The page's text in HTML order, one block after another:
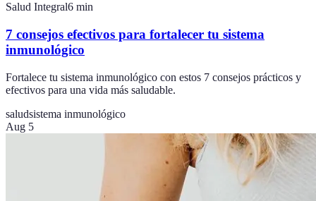
Salud Integral6 min
7 consejos efectivos para fortalecer tu sistema
inmunológico
Fortalece tu sistema inmunológico con estos 7 consejos prácticos y
efectivos para una vida más saludable.
saludsistema inmunológico
Aug 5